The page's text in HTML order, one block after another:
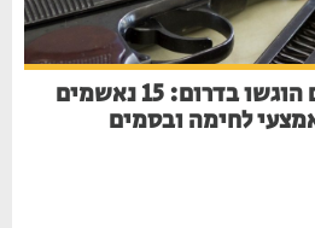
כתבי אישום חמורים הוגשו בדרום: 15 נאשמים
לחימה ובסמים